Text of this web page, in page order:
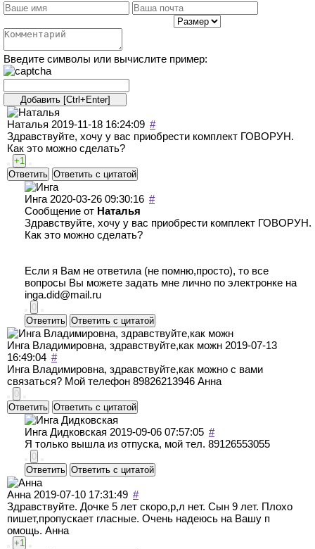
Введите символы или вычислите пример:
Наталья 2019-11-18 16:24:09 #
Здравствуйте, хочу у вас приобрести комплект ГОВОРУН.
Как это можно сделать?
+1
Ответить Ответить с цитатой
Инга 2020-03-26 09:30:16 #
Сообщение от Наталья
Здравствуйте, хочу у вас приобрести комплект ГОВОРУН.
Как это можно сделать?
Если я Вам не ответила (не помню,просто), то все
вопросы Вы можете задать мне лично по электронке на
inga.did@mail.ru
0
Ответить Ответить с цитатой
Инга Владимировна, здравствуйте,как можн 2019-07-13
16:49:04 #
Инга Владимировна, здравствуйте,как можно с вами
связаться? Мой телефон 89826213946 Анна
0
Ответить Ответить с цитатой
Инга Дидковская 2019-09-06 07:57:05 #
Я только вышла из отпуска, мой тел. 89126553055
0
Ответить Ответить с цитатой
Анна 2019-07-10 17:31:49 #
Здравствуйте. Дочке 5 лет скоро,р,л нет. Сын 9 лет. Плохо
пишет,пропускает гласные. Очень надеюсь на Вашу п
омощь. Анна
+1